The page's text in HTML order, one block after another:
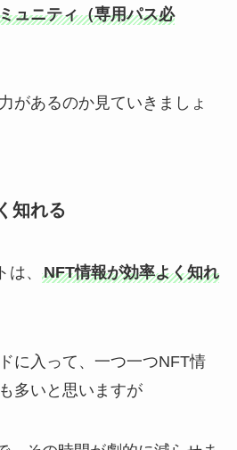
ュニティ（専用パス必
があるのか見ていきましょ
知れる
、 NFT情報が効率よく知れ
に入って、一つ一つNFT情
多いと思いますが